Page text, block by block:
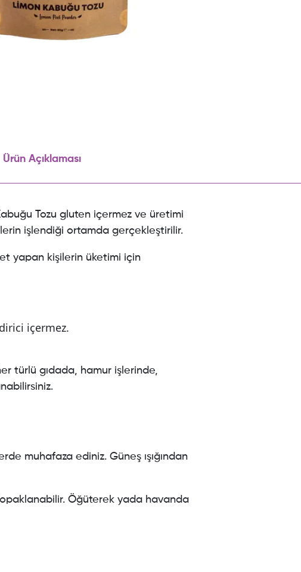
Ürün Açıklaması
Tozu gluten içermez ve üretimi
işlendiği ortamda gerçekleştirilir.
yapan kişilerin üketimi için
içermez.
türlü gıdada, hamur işlerinde,
muhafaza ediniz. Güneş ışığından
Öğüterek yada havanda